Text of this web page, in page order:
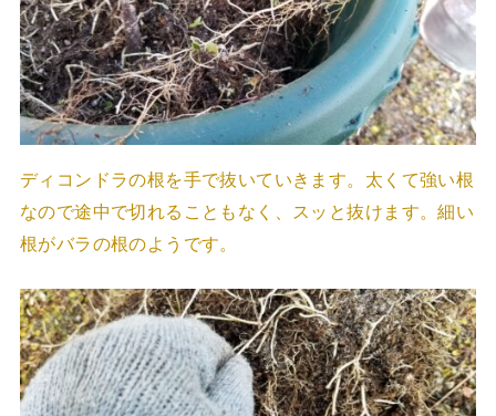
ディコンドラの根を手で抜いていきます。太くて強い根
なので途中で切れることもなく、スッと抜けます。細い
根がバラの根のようです。